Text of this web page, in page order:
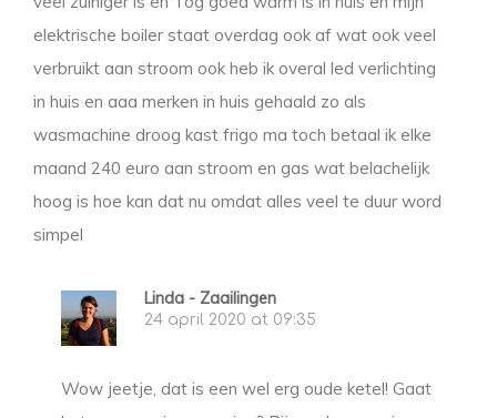
elektrische boiler staat overdag ook af wat ook veel
verbruikt aan stroom ook heb ik overal led verlichting
in huis en aaa merken in huis gehaald zo als
wasmachine droog kast frigo ma toch betaal ik elke
maand 240 euro aan stroom en gas wat belachelijk
hoog is hoe kan dat nu omdat alles veel te duur word
simpel
Linda - Zaailingen
24 april 2020 at 09:35
Wow jeetje, dat is een wel erg oude ketel! Gaat